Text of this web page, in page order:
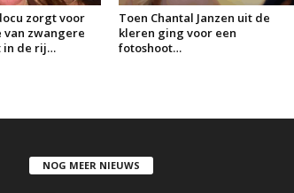
zorgt voor
van zwangere
in de rij…
Toen Chantal Janzen uit de
kleren ging voor een
fotoshoot…
NOG MEER NIEUWS